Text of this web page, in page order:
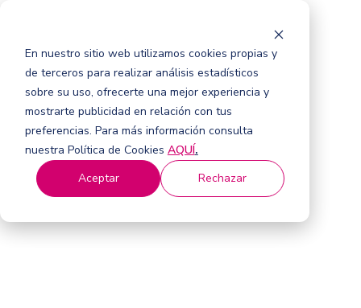
En nuestro sitio web utilizamos cookies propias y
de terceros para realizar análisis estadísticos
sobre su uso, ofrecerte una mejor experiencia y
mostrarte publicidad en relación con tus
preferencias. Para más información consulta
nuestra Política de Cookies AQUÍ.
Aceptar
Rechazar